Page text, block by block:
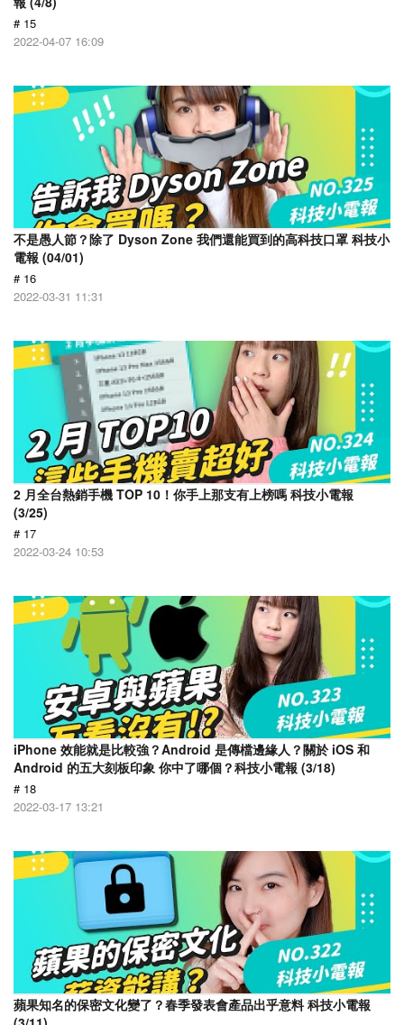
# 15
2022-04-07 16:09
不是愚人節？除了 Dyson Zone 我們還能買到的高科技口罩 科技小
電報 (04/01)
# 16
2022-03-31 11:31
2 月全台熱銷手機 TOP 10！你手上那支有上榜嗎 科技小電報
(3/25)
# 17
2022-03-24 10:53
iPhone 效能就是比較強？Android 是傳檔邊緣人？關於 iOS 和
Android 的五大刻板印象 你中了哪個？科技小電報 (3/18)
# 18
2022-03-17 13:21
蘋果知名的保密文化變了？春季發表會產品出乎意料 科技小電報